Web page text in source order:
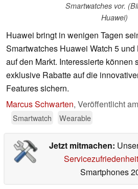
Smartwatches vor.
Huawei)
Huawei bringt in wenigen Tagen
Smartwatches Huawei Watch 5
auf den Markt. Interessierte können
exklusive Rabatte auf die
Features sichern.
Marcus Schwarten, Veröffentlicht am
Smartwatch Wearable
Jetzt mitmachen:
Servicezufriedenheit
Smartphones